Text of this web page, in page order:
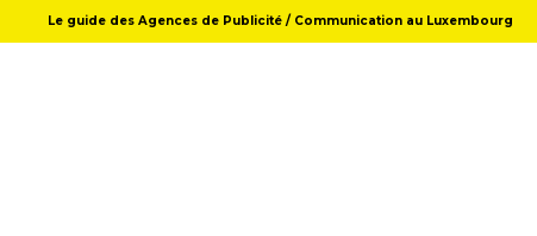
Le guide des Agences de Publicité / Communication au Luxembourg